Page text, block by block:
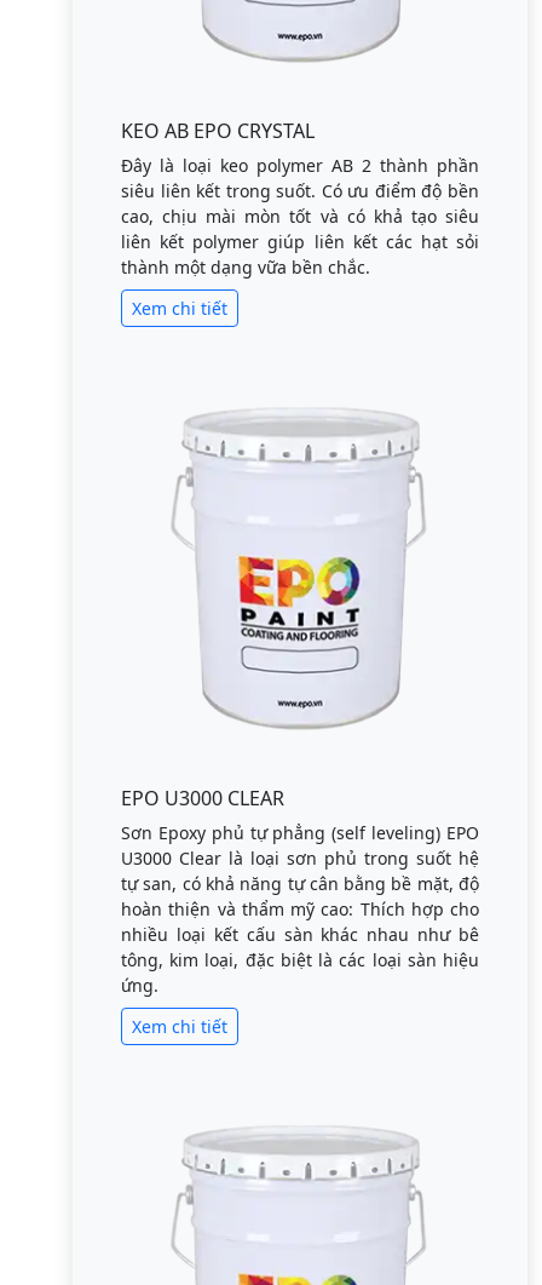
KEO AB EPO CRYSTAL
Đây là loại keo polymer AB 2 thành phần
siêu liên kết trong suốt. Có ưu điểm độ bền
cao, chịu mài mòn tốt và có khả tạo siêu
liên kết polymer giúp liên kết các hạt sỏi
thành một dạng vữa bền chắc.
Xem chi tiết
EPO U3000 CLEAR
Sơn Epoxy phủ tự phẳng (self leveling) EPO
U3000 Clear là loại sơn phủ trong suốt hệ
tự san, có khả năng tự cân bằng bề mặt, độ
hoàn thiện và thẩm mỹ cao: Thích hợp cho
nhiều loại kết cấu sàn khác nhau như bê
tông, kim loại, đặc biệt là các loại sàn hiệu
ứng.
Xem chi tiết